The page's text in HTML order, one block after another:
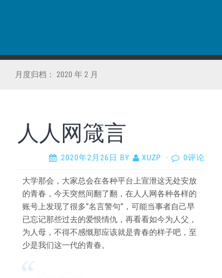
月度归档： 2020 年 2 月
人人网箴言
2020年2月26日 BY XUZP · 0评论
大学那会，大家总会在各种平台上宣泄这无处安放
的青春，今天突然间翻了翻，在人人网各种各样的
账号上发现了很多“名言警句”，可能当事者自己早
已忘记那些过去的爱恨情仇，再看看如今为人父，
为人母，不得不感慨那应该就是青春的样子吧，至
少是我们这一代的青春。